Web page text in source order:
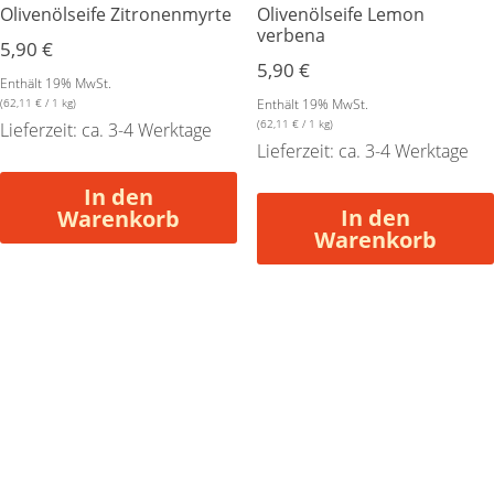
Olivenölseife Zitronenmyrte
5,90 €
Enthält 19% MwSt.
(62,11 € / 1 kg)
Lieferzeit: ca. 3-4 Werktage
In den
Warenkorb
Olivenölseife Lemon
verbena
5,90 €
Enthält 19% MwSt.
(62,11 €/ 1 kg)
Lieferzeit: ca. 3-4 Werktage
In den
Warenkorb